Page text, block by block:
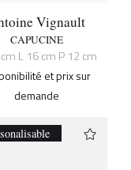
Vignault
CAPUCINE
L 16 cm P 12 cm
et prix sur
demande